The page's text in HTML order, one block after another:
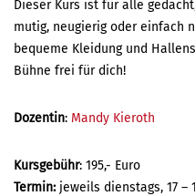
Dieser Kurs ist für alle
mutig, neugierig oder einfach
bequeme Kleidung und
Bühne frei für dich!
Dozentin: Mandy Kieroth
Kursgebühr: 195,- Euro
Termin: jeweils dienstags, 17 –